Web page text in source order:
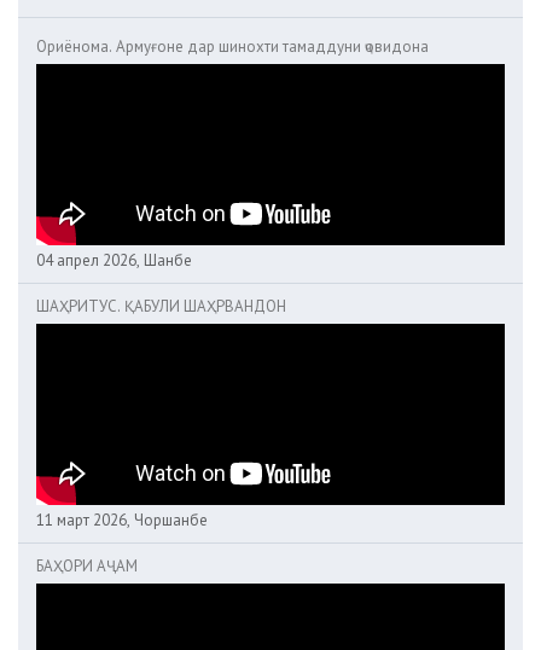
Ориёнома. Армуғоне дар шинохти тамаддуни ҷовидона
04 апрел 2026, Шанбе
ШАҲРИТУС. ҚАБУЛИ ШАҲРВАНДОН
11 март 2026, Чоршанбе
БАҲОРИ АҶАМ